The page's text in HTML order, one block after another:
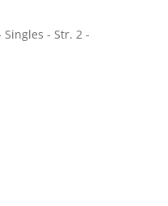
- Str. 2 -